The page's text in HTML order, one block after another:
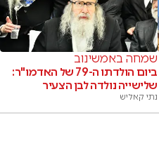
שמחה באמשינוב
ביום הולדתו ה-79 של האדמו"ר:
שלישייה נולדה לבן הצעיר
נתי קאליש